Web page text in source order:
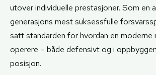
utover individuelle prestasjoner. Som en
generasjons mest suksessfulle
satt standarden for hvordan en
operere – både defensivt og i
posisjon.